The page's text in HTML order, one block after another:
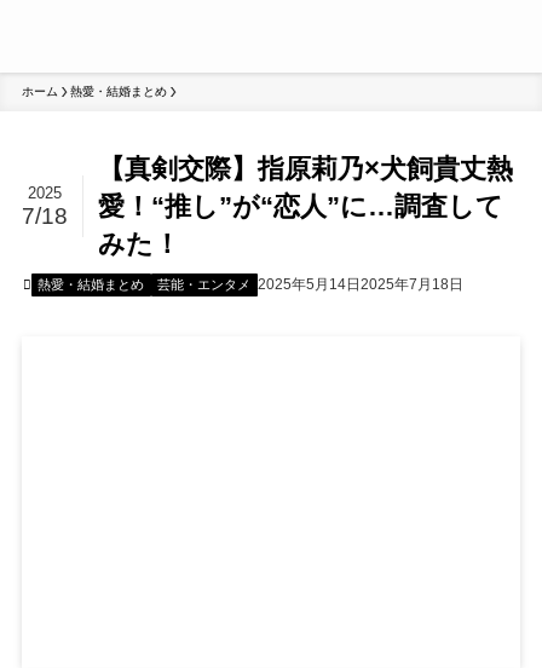
ホーム 熱愛・結婚まとめ
【真剣交際】指原莉乃×犬飼貴丈熱
愛！“推し”が“恋人”に…調査して
みた！
2025
7/18
熱愛・結婚まとめ 芸能・エンタメ 2025年5月14日 2025年7月18日